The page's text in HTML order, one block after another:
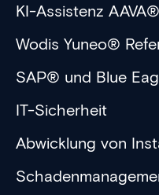
KI-Assistenz AAVA®
Wodis Yuneo®
SAP® und Blue
IT-Sicherheit
Abwicklung von